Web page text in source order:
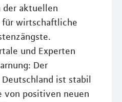
der aktuellen
für wirtschaftliche
und Experten
Der
ist stabil
von positiven neuen